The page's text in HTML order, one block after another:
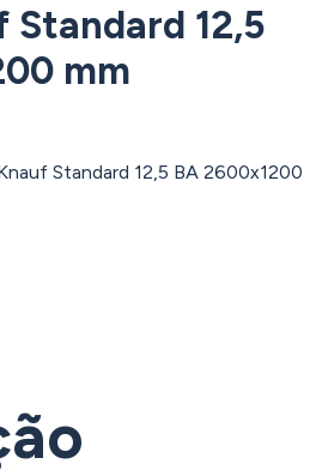
Standard 12,5
mm
Standard 12,5 BA 2600x1200